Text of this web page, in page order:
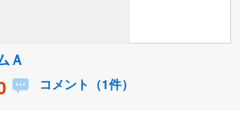
Ａ
コメント（1件）